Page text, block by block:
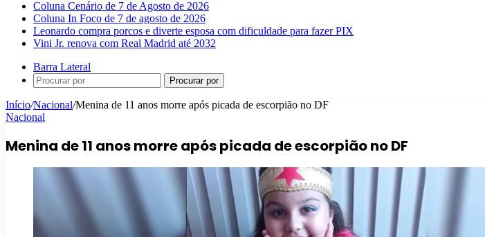
Coluna Cenário de 7 de Agosto de 2026
Coluna In Foco de 7 de agosto de 2026
Leonardo compra porcos e diverte esposa com dificuldade para fazer PIX
Vini Jr. renova com Real Madrid até 2032
Barra Lateral
Procurar por
Início/Nacional/Menina de 11 anos morre após picada de escorpião no DF
Nacional
Menina de 11 anos morre após picada de escorpião no DF